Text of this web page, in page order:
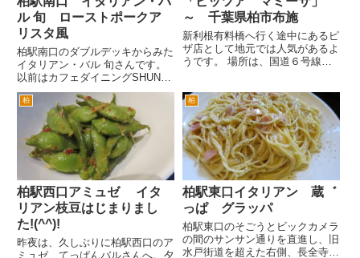
ル 旬 ローストポークア
リスタ風
柏駅南口のダブルデッキからみた
イタリアン・バル 旬さんです。
以前はカフェダイニングSHUN
旬でした。 最近リニューアルし
てイタリアン バルになりまし
た。バルっていうのは、「スペイ
ン風居酒屋」とか訳されますね。
英語のBARに類する言葉のよ...
～ 千葉県柏市布施
新利根有料橋へ行く途中にあるピ
ザ店として地元では人気があるよ
うです。 場所は、国道６号線北
折して、新大利根有料道路方面へ
進むと左手にあります。 平日の
昼過ぎに行きましたが、結構混
雑...
柏
柏駅西口アミュゼ イタ
リアン枝豆はじまりまし
た!(^^)!
昨夜は、久しぶりに柏駅西口のア
ミュゼ てっぱんバルさんへ。夕
柏
柏駅東口イタリアン 蔵゛
っぱ グラッパ
柏駅東口のそごうとビックカメラ
の間のサンサン通りを直進し、旧
水戸街道を超えた右側、長全寺の